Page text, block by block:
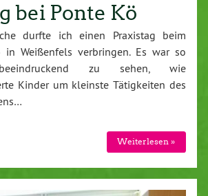
bei Ponte Kö
durfte ich einen Praxistag beim
in Weißenfels verbringen. Es war so
zu sehen, wie
Kinder um kleinste Tätigkeiten des
Weiterlesen »